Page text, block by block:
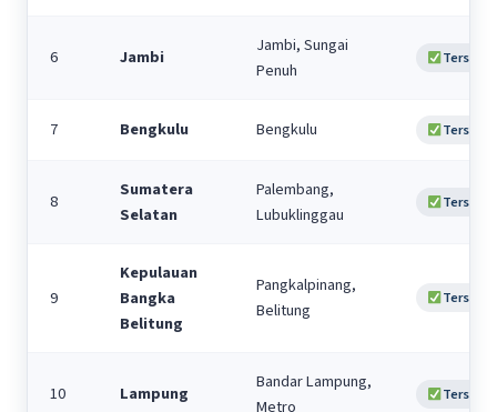
6 Jambi
Jambi, Sungai
Penuh
Tersedia
7 Bengkulu Bengkulu Tersedia
8
Sumatera
Selatan
Palembang,
Lubuklinggau
Tersedia
9
Kepulauan
Bangka
Belitung
Pangkalpinang,
Belitung
Tersedia
10 Lampung
Bandar Lampung,
Metro
Tersedia